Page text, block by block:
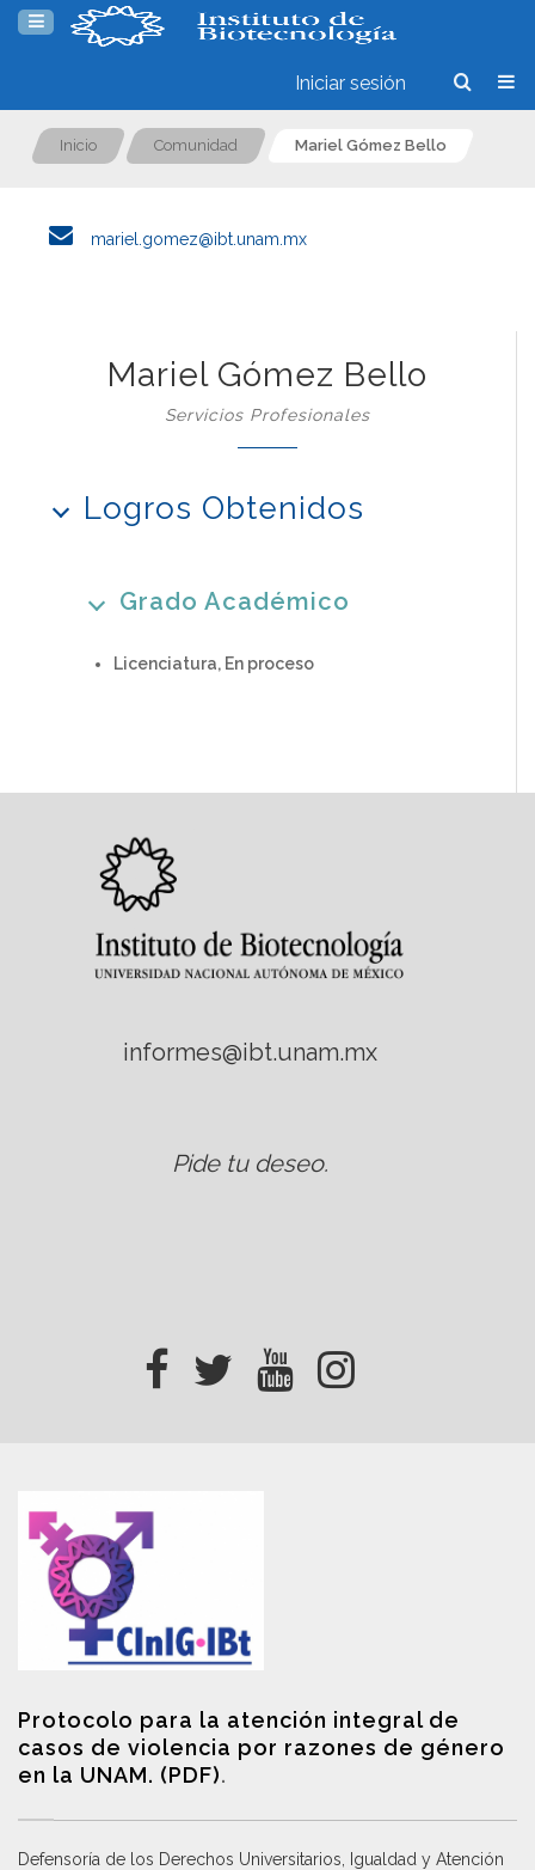
Iniciar sesión
Inicio Comunidad Mariel Gómez Bello
mariel.gomez@ibt.unam.mx
Mariel Gómez Bello
Servicios Profesionales
Logros Obtenidos
Grado Académico
Licenciatura, En proceso
informes@ibt.unam.mx
Pide tu deseo.
Protocolo para la atención integral de
casos de violencia por razones de género
en la UNAM. (PDF).
Defensoría de los Derechos Universitarios, Igualdad y Atención